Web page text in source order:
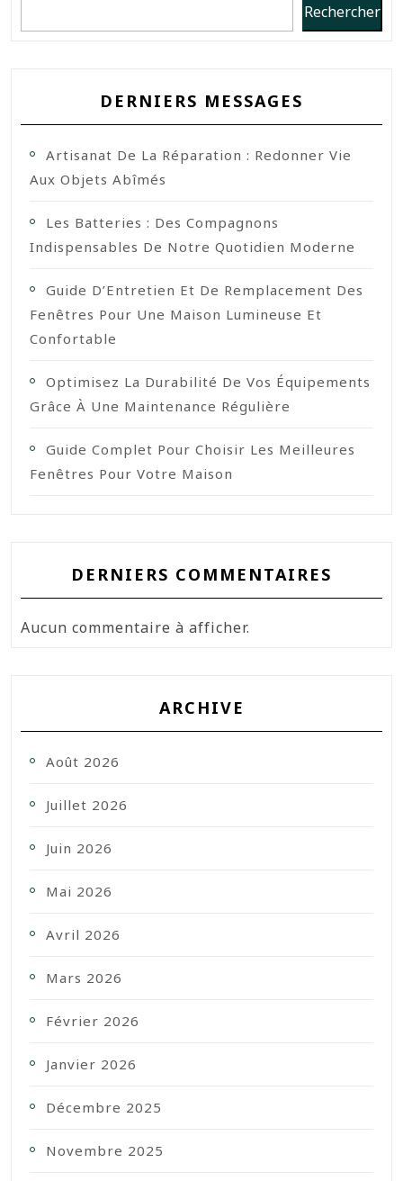
Rechercher
DERNIERS MESSAGES
Artisanat De La Réparation : Redonner Vie
Aux Objets Abîmés
Les Batteries : Des Compagnons
Indispensables De Notre Quotidien Moderne
Guide D’Entretien Et De Remplacement Des
Fenêtres Pour Une Maison Lumineuse Et
Confortable
Optimisez La Durabilité De Vos Équipements
Grâce À Une Maintenance Régulière
Guide Complet Pour Choisir Les Meilleures
Fenêtres Pour Votre Maison
DERNIERS COMMENTAIRES
Aucun commentaire à afficher.
ARCHIVE
Août 2026
Juillet 2026
Juin 2026
Mai 2026
Avril 2026
Mars 2026
Février 2026
Janvier 2026
Décembre 2025
Novembre 2025